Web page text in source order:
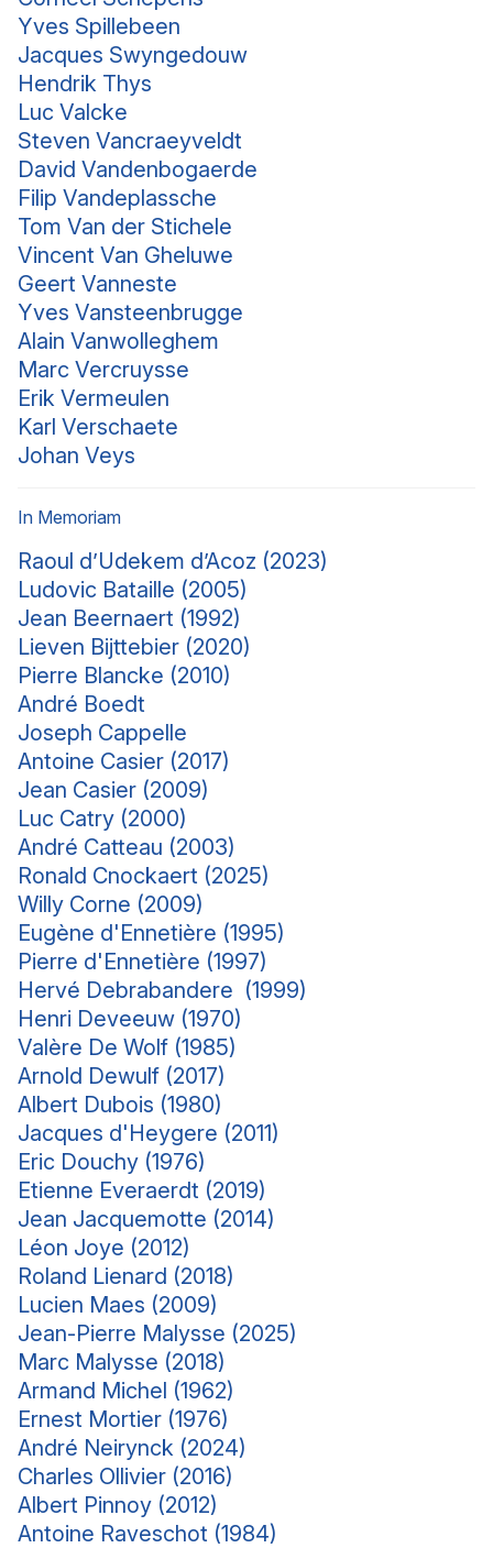
Yves Spillebeen
Jacques Swyngedouw
Hendrik Thys
Luc Valcke
Steven Vancraeyveldt
David Vandenbogaerde
Filip Vandeplassche
Tom Van der Stichele
Vincent Van Gheluwe
Geert Vanneste
Yves Vansteenbrugge
Alain Vanwolleghem
Marc Vercruysse
Erik Vermeulen
Karl Verschaete
Johan Veys
In Memoriam
Raoul d’Udekem d’Acoz (2023)
Ludovic Bataille (2005)
Jean Beernaert (1992)
Lieven Bijttebier (2020)
Pierre Blancke (2010)
André Boedt
Joseph Cappelle
Antoine Casier (2017)
Jean Casier (2009)
Luc Catry (2000)
André Catteau (2003)
Ronald Cnockaert (2025)
Willy Corne (2009)
Eugène d'Ennetière (1995)
Pierre d'Ennetière (1997)
Hervé Debrabandere (1999)
Henri Deveeuw (1970)
Valère De Wolf (1985)
Arnold Dewulf (2017)
Albert Dubois (1980)
Jacques d'Heygere (2011)
Eric Douchy (1976)
Etienne Everaerdt (2019)
Jean Jacquemotte (2014)
Léon Joye (2012)
Roland Lienard (2018)
Lucien Maes (2009)
Jean-Pierre Malysse (2025)
Marc Malysse (2018)
Armand Michel (1962)
Ernest Mortier (1976)
André Neirynck (2024)
Charles Ollivier (2016)
Albert Pinnoy (2012)
Antoine Raveschot (1984)